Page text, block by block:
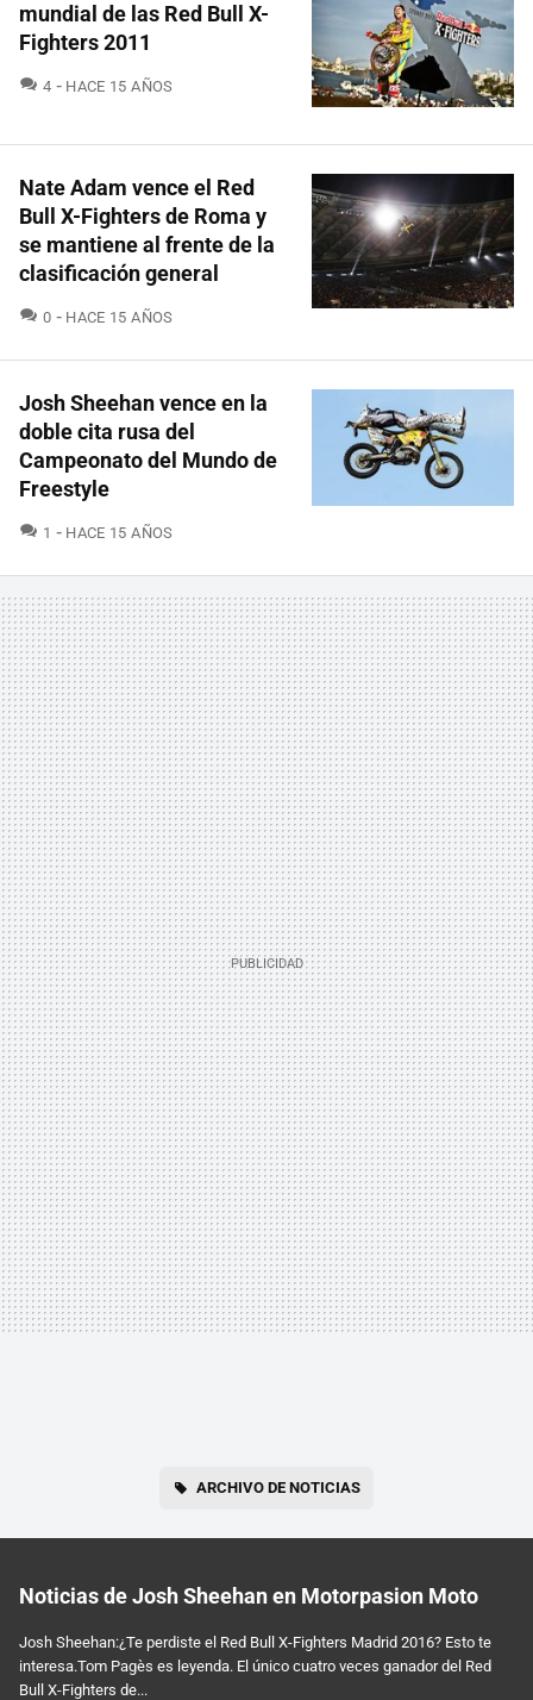
mundial de las Red Bull X-
Fighters 2011
4 COMENTARIOS
HACE 15 AÑOS
Nate Adam vence el Red
Bull X-Fighters de Roma y
se mantiene al frente de la
clasificación general
0 COMENTARIOS
HACE 15 AÑOS
Josh Sheehan vence en la
doble cita rusa del
Campeonato del Mundo de
Freestyle
1 COMENTARIOS
HACE 15 AÑOS
ARCHIVO DE NOTICIAS
Noticias de Josh Sheehan en Motorpasion Moto
Josh Sheehan:¿Te perdiste el Red Bull X-Fighters Madrid 2016? Esto te
interesa.Tom Pagès es leyenda. El único cuatro veces ganador del Red
Bull X-Fighters de...